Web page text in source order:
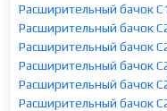
Расширительный бачок
Расширительный бачок
Расширительный бачок
Расширительный бачок
Расширительный бачок
Расширительный бачок